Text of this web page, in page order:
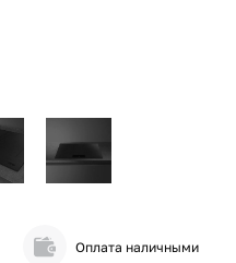
Оплата наличными